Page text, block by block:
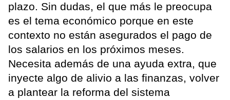
plazo. Sin dudas, el que más le preocupa
es el tema económico porque en este
contexto no están asegurados el pago de
los salarios en los próximos meses.
Necesita además de una ayuda extra, que
inyecte algo de alivio a las finanzas, volver
a plantear la reforma del sistema